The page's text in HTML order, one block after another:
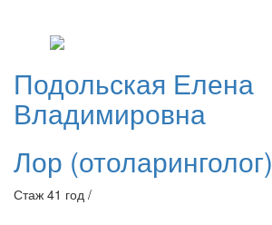
Подольская Елена
Владимировна
Лор (отоларинголог)
Стаж 41 год /